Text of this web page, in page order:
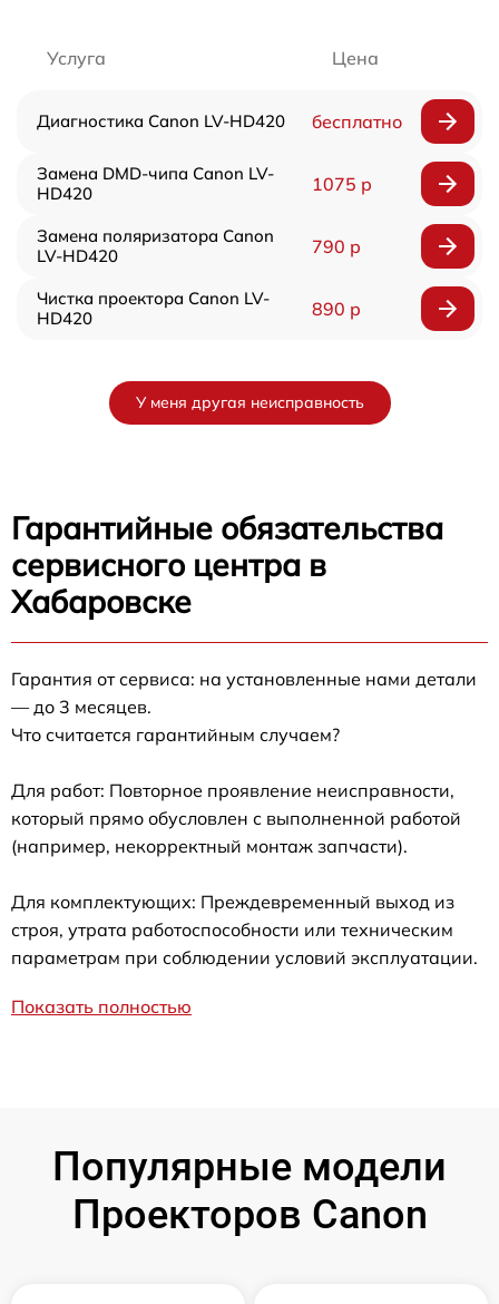
Услуга Цена
Диагностика Canon LV-HD420 бесплатно
Замена DMD-чипа Canon LV-
HD420
1075 р
Замена поляризатора Canon
LV-HD420
790 р
Чистка проектора Canon LV-
HD420
890 р
У меня другая неисправность
Гарантийные обязательства
сервисного центра в
Хабаровске
Гарантия от сервиса: на установленные нами детали
— до 3 месяцев.
Что считается гарантийным случаем?
Для работ: Повторное проявление неисправности,
который прямо обусловлен с выполненной работой
(например, некорректный монтаж запчасти).
Для комплектующих: Преждевременный выход из
строя, утрата работоспособности или техническим
параметрам при соблюдении условий эксплуатации.
Показать полностью
Популярные модели
Проекторов Canon